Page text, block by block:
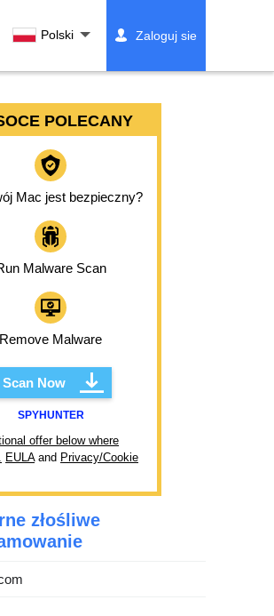
Polski Zaloguj sie
POLECANY
Mac jest bezpieczny?
Malware Scan
Remove Malware
Scan Now
SPYHUNTER
offer below where
EULAand Privacy/Cookie
złośliwe